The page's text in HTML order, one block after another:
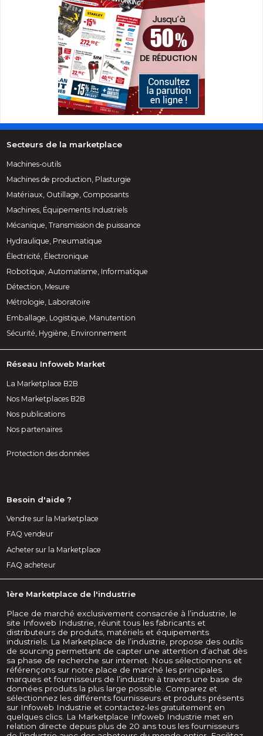
Secteurs de la marketplace
Machines-outils
Machines de production, Plasturgie
Matériaux, Outillage, Composants
Machines, Équipements Industriels
Mécanique, Transmission de puissance
Hydraulique, Pneumatique
Électricité, Électronique
Robotique, Automatisme, Informatique
Détection, Mesure
Métrologie, Laboratoire
Emballage, Logistique, Manutention
Sécurité, Hygiène, Environnement
Réseau Infoweb Market
La Marketplace B2B
Nos Marketplaces B2B
Nos publications
Nos partenaires
Protection des données
Besoin d'aide ?
Vendre sur la Marketplace
FAQ vendeur
Acheter sur la Marketplace
FAQ acheteur
1ère Marketplace de l'industrie
Place de marché exclusivement consacrée à l’industrie, le
site Infoweb Industrie, réunit tous les fabricants et
distributeurs de produits, matériels et équipements
industriels. La Marketplace de l’industrie, propose des outils
de sourcing permettant de capter une attention d’achat dès
sa phase de recherche sur internet. Nous sélectionnons et
référençons sur notre place de marché les principales
marques et fournisseurs de l’industrie à travers une base de
données produits la plus large possible. Comparez et
sélectionnez les différents fournisseurs et produits présents
sur Infoweb Industrie et contactez-les gratuitement en
quelques clics. La Marketplace Infoweb Industrie met en
relation directe depuis plus de 20 ans tous les fournisseurs